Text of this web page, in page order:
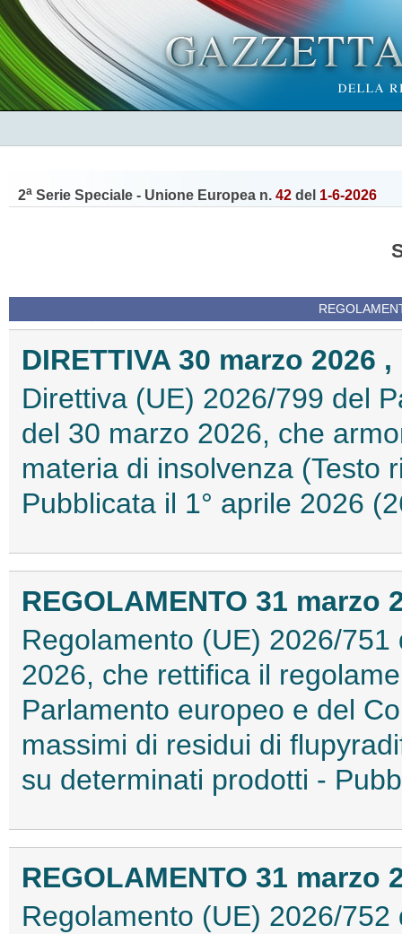
2a Serie Speciale - Unione Europea n. 42 del 1-6-2026
DIRETTIVA 30 marzo 2026 ,
Direttiva (UE) 2026/799 del
del 30 marzo 2026, che
materia di insolvenza (Testo
Pubblicata il 1° aprile 2026
REGOLAMENTO 31 marzo
Regolamento (UE) 2026/
2026, che rettifica il
Parlamento europeo e del
massimi di residui di
su determinati prodotti -
REGOLAMENTO 31 marzo
Regolamento (UE) 2026/